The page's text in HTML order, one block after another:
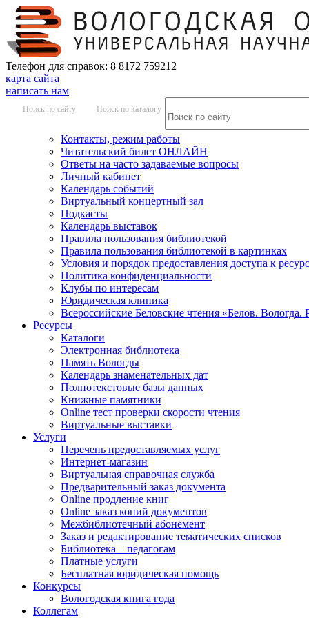
Телефон для справок: 8 8172 759212
карта сайта
написать нам
Поиск по сайту Поиск по каталогу
Контакты, режим работы
Читательский билет ОНЛАЙН
Ответы на часто задаваемые вопросы
Личный кабинет
Календарь событий
Виртуальный концертный зал
Подкасты
Календарь выставок
Правила пользования библиотекой
Правила пользования библиотекой в картинках
Условия и порядок предоставления доступа к
Политика конфиденциальности
Клубы по интересам
Юридическая клиника
Всероссийские Беловские чтения «Белов. Вологда.
Ресурсы
Каталоги
Электронная библиотека
Память Вологды
Календарь знаменательных дат
Полнотекстовые базы данных
Книжные памятники
Online тест проверки скорости чтения
Виртуальные выставки
Услуги
Перечень предоставляемых услуг
Интернет-магазин
Виртуальная справочная служба
Предварительный заказ документа
Online продление книг
Online заказ копий документов
Межбиблиотечный абонемент
Заказ и редактирование тематических списков
Библиотека – педагогам
Платные услуги
Бесплатная юридическая помощь
Конкурсы
Вологодская книга года
Коллегам